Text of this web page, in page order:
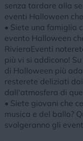
senza tardare alla
eventi Halloween
• Siete una famiglia
evento Halloween
RivieraEventi
più vi si addicono!
di Halloween più
resterete deliziati
dall'atmosfera di
• Siete giovani che
musica e del ballo?
svolgeranno gli